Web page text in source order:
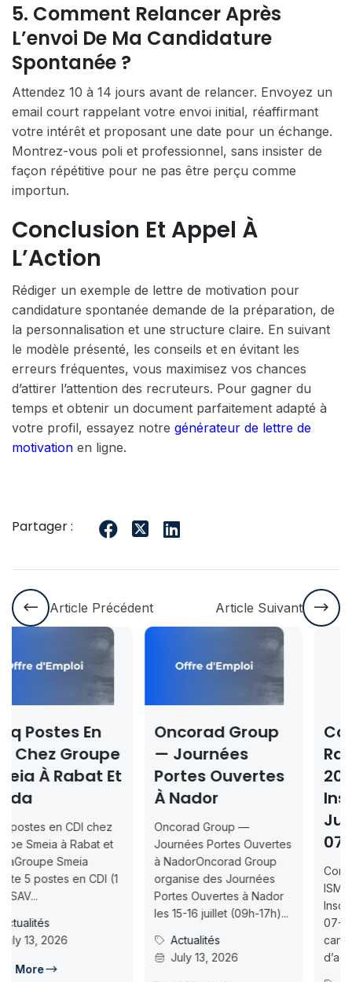
5. Comment Relancer Après
L’envoi De Ma Candidature
Spontanée ?
Attendez 10 à 14 jours avant de relancer. Envoyez un
email court rappelant votre envoi initial, réaffirmant
votre intérêt et proposant une date pour un échange.
Montrez-vous poli et professionnel, sans insister de
façon répétitive pour ne pas être perçu comme
importun.
Conclusion Et Appel À
L’Action
Rédiger un exemple de lettre de motivation pour
candidature spontanée demande de la préparation, de
la personnalisation et une structure claire. En suivant
le modèle présenté, les conseils et en évitant les
erreurs fréquentes, vous maximisez vos chances
d’attirer l’attention des recruteurs. Pour gagner du
temps et obtenir un document parfaitement adapté à
votre profil, essayez notre générateur de lettre de
motivation en ligne.
Partager :
Article Précédent Article Suivant
Oncorad Group
— Journées
Portes Ouvertes
Oncorad Group —
Journées Portes Ouvertes
à NadorOncorad Group
organise des Journées
Portes Ouvertes à Nador
les 15-16 juillet (09h-17h)...
Actualités
Concours ISMAC
Rabat & Dakhla
2026-2027 —
Inscription
Jusqu’au 2026-
07-18
Concours d’accès L1
ISMAC Rabat & Dakhla —
Inscription jusqu’au 2026-
07-18ISMAC ouvre les
candidatures au concours
d’accès en L1 pour...